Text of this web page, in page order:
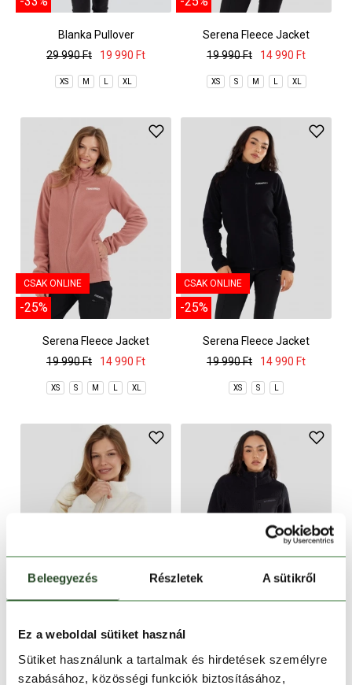
Beleegyezés Részletek A sütikről
Ez a weboldal sütiket használ
Sütiket használunk a tartalmak és hirdetések személyre
szabásához, közösségi funkciók biztosításához,
Blanka Pullover
29 990 Ft
19 990 Ft
XS M L XL
Serena Fleece Jacket
19 990 Ft
14 990 Ft
XS S M L XL
CSAK ONLINE
-25%
Serena Fleece Jacket
19 990 Ft
14 990 Ft
XS S M L XL
CSAK ONLINE
-25%
Serena Fleece Jacket
19 990 Ft
14 990 Ft
XS S L
21 990 Ft
14 990 Ft
21 990 Ft
14 990 Ft